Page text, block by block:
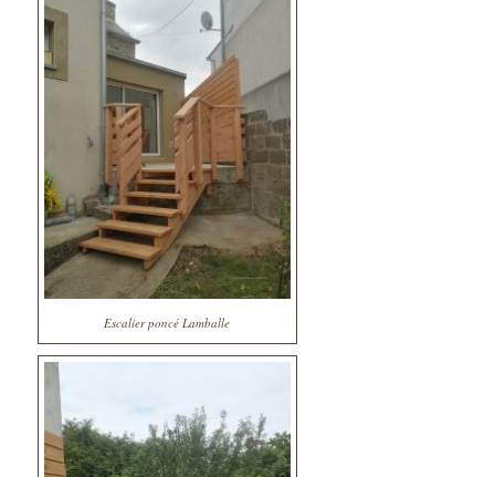
Escalier poncé Lamballe